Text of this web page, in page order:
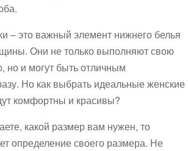
– это важный элемент нижнего белья
Они не только выполняют свою
но и могут быть отличным
Но как выбрать идеальные женские
комфортны и красивы?
какой размер вам нужен, то
определение своего размера. Не